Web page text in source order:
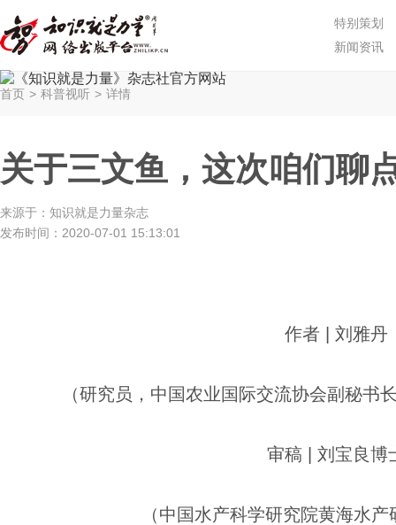
特别策划
新闻资讯
首页 > 科普视听 > 详情
关于三文鱼，这次咱们聊
来源于： 知识就是力量杂志
发布时间： 2020-07-01 15:13:01
作者 | 刘雅丹
（研究员，中国农业国际交流协会副秘书
审稿 | 刘宝良博
（中国水产科学研究院黄海水